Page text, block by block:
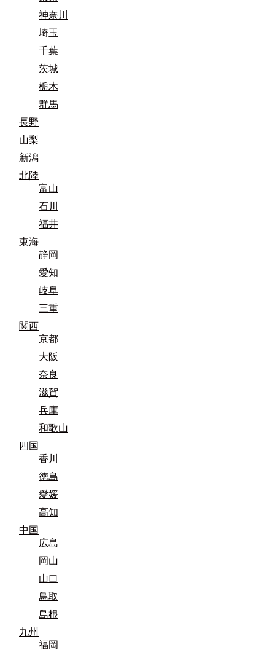
神奈川
埼玉
千葉
茨城
栃木
群馬
長野
山梨
新潟
北陸
富山
石川
福井
東海
静岡
愛知
岐阜
三重
関西
京都
大阪
奈良
滋賀
兵庫
和歌山
四国
香川
徳島
愛媛
高知
中国
広島
岡山
山口
鳥取
島根
九州
福岡